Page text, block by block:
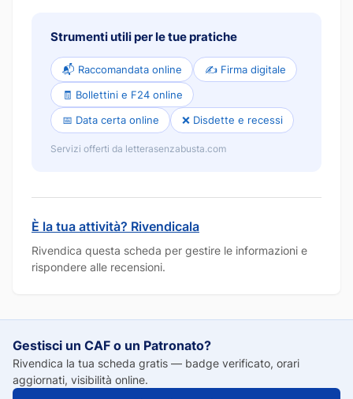
Strumenti utili per le tue pratiche
📬 Raccomandata online ✍️ Firma digitale
🧾 Bollettini e F24 online
📅 Data certa online ❌ Disdette e recessi
Servizi offerti da letterasenzabusta.com
È la tua attività? Rivendicala
Rivendica questa scheda per gestire le informazioni e
rispondere alle recensioni.
Gestisci un CAF o un Patronato?
Rivendica la tua scheda gratis — badge verificato, orari
aggiornati, visibilità online.